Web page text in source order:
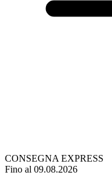
CONSEGNA EXPRESS
Fino al 09.08.2026